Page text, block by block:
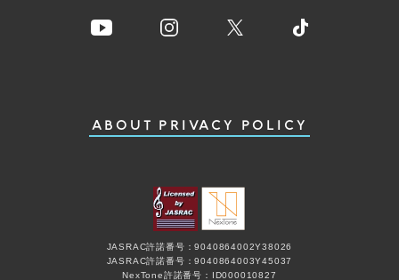
ABOUT PRIVACY POLICY
JASRAC許諾番号：9040864002Y38026
JASRAC許諾番号：9040864003Y45037
NexTone許諾番号：ID000010827